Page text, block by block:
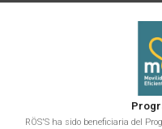
RÖS'S ha sido beneficiaria del